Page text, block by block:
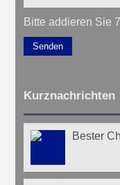
Bitte addieren Sie
Senden
Kurznachrichten
Bester